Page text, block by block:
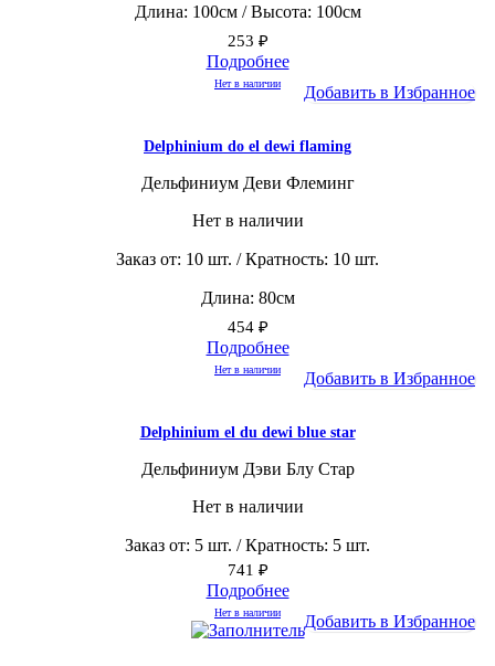
Длина: 100см / Высота: 100см
253 ₽
Подробнее
Нет в наличии Добавить в Избранное
Delphinium do el dewi flaming
Дельфиниум Деви Флеминг
Нет в наличии
Заказ от: 10 шт. / Кратность: 10 шт.
Длина: 80см
454 ₽
Подробнее
Нет в наличии Добавить в Избранное
Delphinium el du dewi blue star
Дельфиниум Дэви Блу Стар
Нет в наличии
Заказ от: 5 шт. / Кратность: 5 шт.
741 ₽
Подробнее
Нет в наличии Добавить в Избранное